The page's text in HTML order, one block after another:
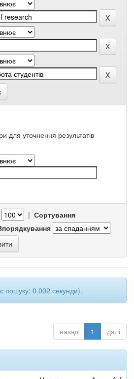
для уточнення результатів
| Сортування
пошуку: 0.002 секунди).
назад 1 далі